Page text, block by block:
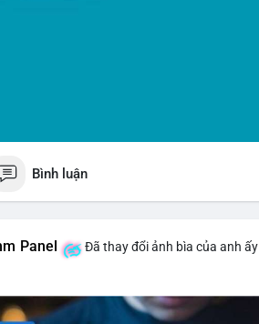
Bình luận
Panel Đã thay đổi ảnh bìa của anh ấy